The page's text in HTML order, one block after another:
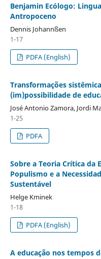
Benjamin Ecólogo:
Antropoceno
Dennis Johannßen
1-17
PDFA (English)
Transformações
(im)possibilidade de
José Antonio Zamora, Jordi
1-25
PDFA
Sobre a Teoria Crítica da
Populismo e a
Sustentável
Helge Kminek
1-18
PDFA (English)
A educação nos tempos